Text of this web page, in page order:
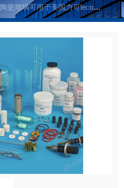
瓷坩埚可用于美国力可leco仪